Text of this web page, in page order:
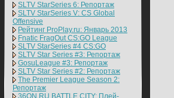
SLTV StarSeries 6: Репортаж
SLTV StarSeries V: CS Global
Offensive
Рейтинг ProPlay.ru: Январь 2013
Fnatic FragOut CS:GO League
SLTV StarSeries #4 CS:GO
SLTV Star Series #3: Репортаж
GosuLeague #3: Репортаж
SLTV Star Series #2: Репортаж
The Premier League Season 2:
Репортаж
36ON.RU BATTLE CITY: Плей-